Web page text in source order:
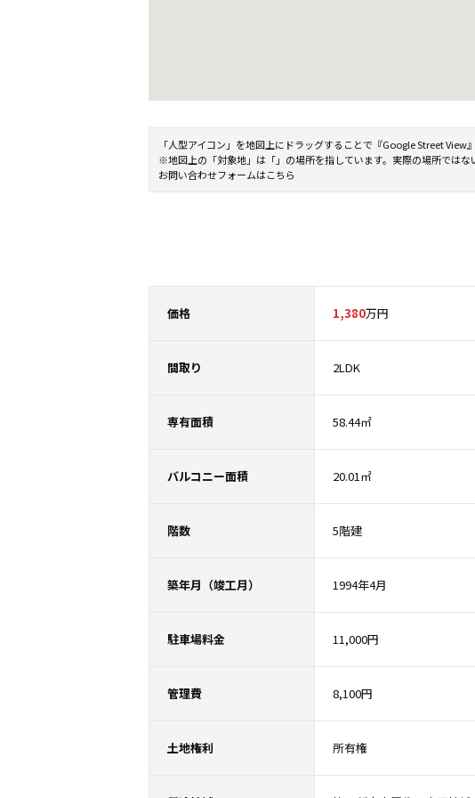
「人型アイコン」を地図上にドラッグすることで『Google Street View
※地図上の「対象地」は「」の場所を指しています。実際の場所ではな
お問い合わせフォームはこちら
価格 1,380万円
間取り 2LDK
専有面積 58.44㎡
バルコニー面積 20.01㎡
階数 5階建
築年月（竣工月） 1994年4月
駐車場料金 11,000円
管理費 8,100円
土地権利 所有権